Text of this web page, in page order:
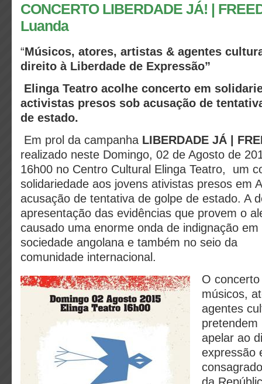
CONCERTO LIBERDADE JÁ! |
Luanda
“Músicos, atores, artistas & agentes
direito à Liberdade de Expressão”
Elinga Teatro acolhe concerto em
activistas presos sob acusação de
de estado.
Em prol da campanha LIBERDADE JÁ |
realizado neste Domingo, 02 de Agosto de
16h00 no Centro Cultural Elinga Teatro, um
solidariedade aos jovens ativistas presos em
acusação de tentativa de golpe de estado. A
apresentação das evidências que provem o
causado uma enorme onda de indignação
sociedade angolana e também no seio da
comunidade internacional.
O
músicos,
agentes
pretendem
apelar ao
expressão